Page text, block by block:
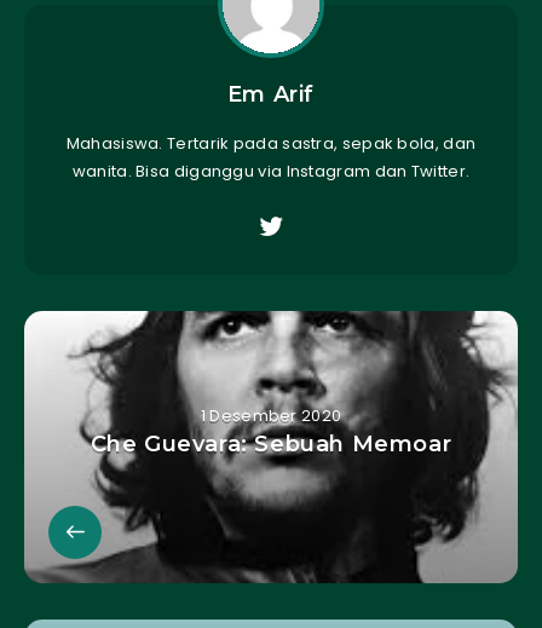
Em Arif
Mahasiswa. Tertarik pada sastra, sepak bola, dan
wanita. Bisa diganggu via Instagram dan Twitter.
1 Desember 2020
Che Guevara: Sebuah Memoar